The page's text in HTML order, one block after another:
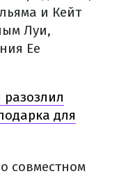
и Кейт
Луи,
Ее
для
совместном